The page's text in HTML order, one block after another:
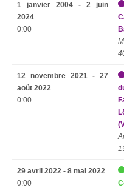
1 janvier 2004 - 2 juin
2024
0:00
12 novembre 2021 - 27
août 2022
0:00
29 avril 2022 - 8 mai 2022
0:00